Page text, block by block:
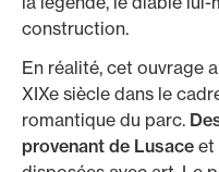
construction.
En réalité, cet ouvrage
XIXe siècle dans le
romantique du parc.
provenant de Lusace et